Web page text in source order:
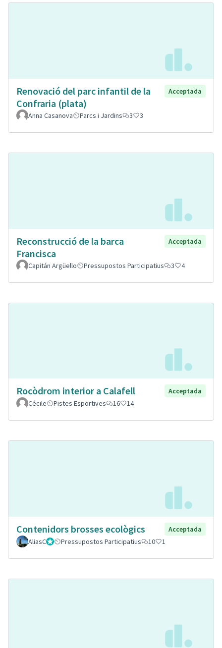
Renovació del parc infantil de la
Confraria (plata)
Acceptada
Anna Casanova Parcs i Jardins 3 3
Reconstrucció de la barca
Francisca
Acceptada
Capitán Argüello Pressupostos Participatius 3 4
Rocòdrom interior a Calafell
Acceptada
Cécile
Pistes Esportives 16 14
Contenidors brosses ecològics
Acceptada
AliasCGestorPressupostos Participatius 10 1